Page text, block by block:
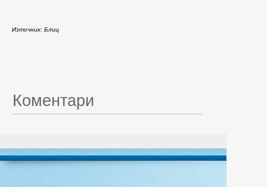
Източник: Блиц
Коментари